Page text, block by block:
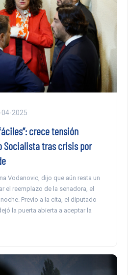
04-2025
crece tensión
Socialista tras crisis por
Vodanovic, dijo que aún resta un
el reemplazo de la senadora, el
Previo a la cita, el diputado
la puerta abierta a aceptar la